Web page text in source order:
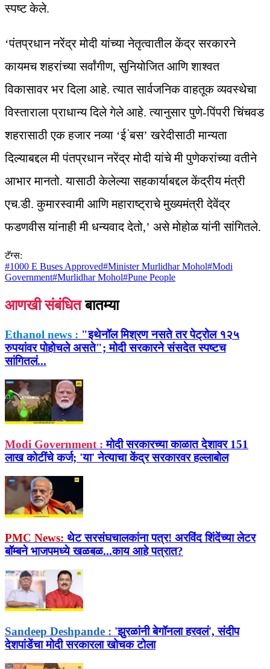
स्पष्ट केले.
‘पंतप्रधान नरेंद्र मोदी यांच्या नेतृत्वातील केंद्र सरकारने
कायमच शहरांच्या सर्वांगीण, सुनियोजित आणि शाश्वत
विकासावर भर दिला आहे. त्यात सार्वजनिक वाहतूक व्यवस्थेचा
विस्ताराला प्राधान्य दिले गेले आहे. त्यानुसार पुणे-पिंपरी चिंचवड
शहरासाठी एक हजार नव्या ‘ई ंबस’ खरेदीसाठी मान्यता
दिल्याबद्दल मी पंतप्रधान नरेंद्र मोदी यांचे मी पुणेकरांच्या वतीने
आभार मानतो. यासाठी केलेल्या सहकार्याबद्दल केंद्रीय मंत्री
एच.डी. कुमारस्वामी आणि महाराष्ट्राचे मुख्यमंत्री देवेंद्र
फडणवीस यांनाही मी धन्यवाद देतो,’ असे मोहोळ यांनी सांगितले.
टॅग्स:
#1000 E Buses Approved#Minister Murlidhar Mohol#Modi
Government#Murlidhar Mohol#Pune People
आणखी संबंधित बातम्या
Ethanol news : "इथेनॉल मिश्रण नसते तर पेट्रोल १२५
रुपयांवर पोहोचले असते"; मोदी सरकारने संसदेत स्पष्टच
सांगितलं...
Modi Government : मोदी सरकारच्या काळात देशावर 151
लाख कोटींचे कर्ज; 'या' नेत्याचा केंद्र सरकारवर हल्लाबोल
PMC News: थेट सरसंघचालकांना पत्र! अरविंद शिंदेंच्या लेटर
बॉम्बने भाजपमध्ये खळबळ...काय आहे पत्रात?
Sandeep Deshpande : 'झुरळांनी बेगॉनला हरवलं', संदीप
देशपांडेंचा मोदी सरकारला खोचक टोला